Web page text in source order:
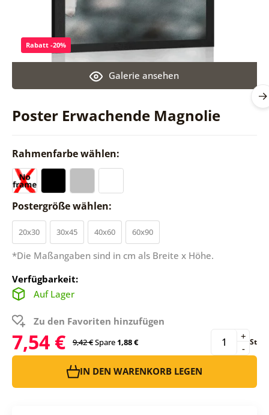
Poster Erwachende Magnolie
Galerie ansehen
Rabatt -20%
Rahmenfarbe wählen:
Postergröße wählen:
20x30 30x45 40x60 60x90
*Die Maßangaben sind in cm als Breite x Höhe.
Verfügbarkeit:
Auf Lager
Zu den Favoriten hinzufügen
7,54 € 9,42 €Spare1,88 € -
+ St
IN DEN WARENKORB LEGEN